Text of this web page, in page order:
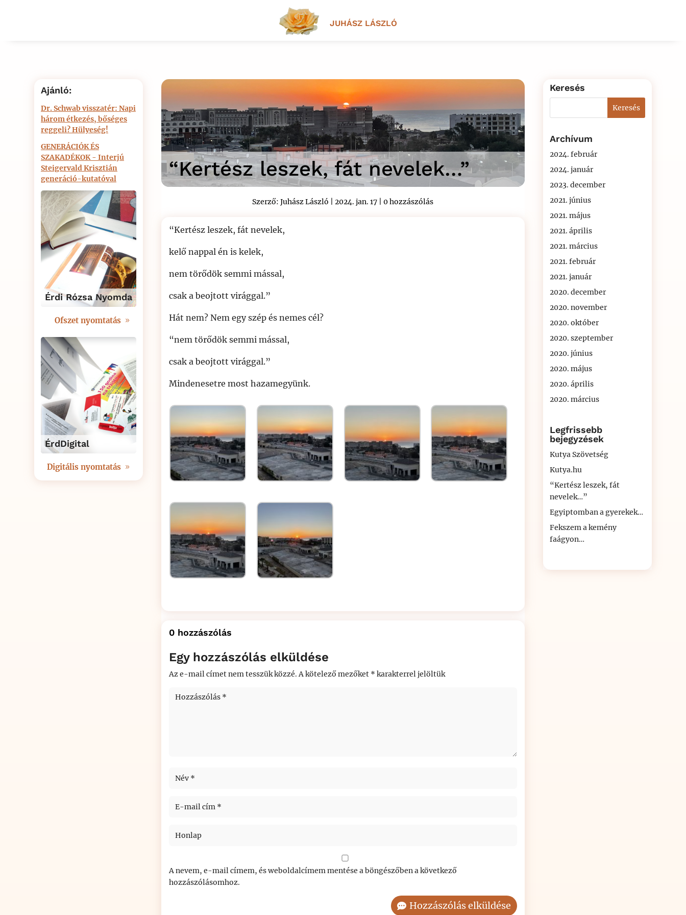
JUHÁSZ LÁSZLÓ
Ajánló:
Dr. Schwab visszatér: Napi
három étkezés, bőséges
reggeli? Hülyeség!
GENERÁCIÓK ÉS
SZAKADÉKOK - Interjú
Steigervald Krisztián
generáció-kutatóval
Érdi Rózsa Nyomda
Ofszet nyomtatás
ÉrdDigital
Digitális nyomtatás
“Kertész leszek, fát nevelek…”
Szerző:Juhász László |2024. jan. 17 |0 hozzászólás
“Kertész leszek, fát nevelek,
kelő nappal én is kelek,
nem törődök semmi mással,
csak a beojtott virággal.”
Hát nem? Nem egy szép és nemes cél?
“nem törődök semmi mással,
csak a beojtott virággal.”
Mindenesetre most hazamegyünk.
0 hozzászólás
Egy hozzászólás elküldése
Az e-mail címet nem tesszük közzé.A kötelező mezőket * karakterrel jelöltük
A nevem, e-mail címem, és weboldalcímem mentése a böngészőben a következő
hozzászólásomhoz.
Hozzászólás elküldése
Keresés
Archívum
2024. február
2024. január
2023. december
2021. június
2021. május
2021. április
2021. március
2021. február
2021. január
2020. december
2020. november
2020. október
2020. szeptember
2020. június
2020. május
2020. április
2020. március
Legfrissebb
bejegyzések
Kutya Szövetség
Kutya.hu
“Kertész leszek, fát
nevelek…”
Egyiptomban a gyerekek…
Fekszem a kemény
faágyon…